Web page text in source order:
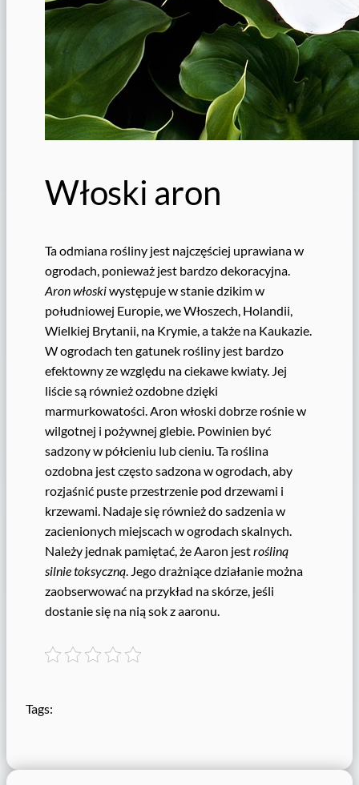
Włoski aron
Ta odmiana rośliny jest najczęściej uprawiana w
ogrodach, ponieważ jest bardzo dekoracyjna.
Aron włoskiwystępuje w stanie dzikim w
południowej Europie, we Włoszech, Holandii,
Wielkiej Brytanii, na Krymie, a także na Kaukazie.
W ogrodach ten gatunek rośliny jest bardzo
efektowny ze względu na ciekawe kwiaty. Jej
liście są również ozdobne dzięki
marmurkowatości. Aron włoski dobrze rośnie w
wilgotnej i pożywnej glebie. Powinien być
sadzony w półcieniu lub cieniu. Ta roślina
ozdobna jest często sadzona w ogrodach, aby
rozjaśnić puste przestrzenie pod drzewami i
krzewami. Nadaje się również do sadzenia w
zacienionych miejscach w ogrodach skalnych.
Należy jednak pamiętać, że Aaron jestrośliną
silnie toksyczną. Jego drażniące działanie można
zaobserwować na przykład na skórze, jeśli
dostanie się na nią sok z aaronu.
Tags: